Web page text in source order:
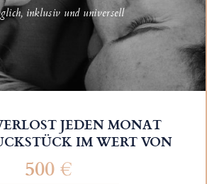
inklusiv und universell
JEDEN MONAT
IM WERT VON
500 €